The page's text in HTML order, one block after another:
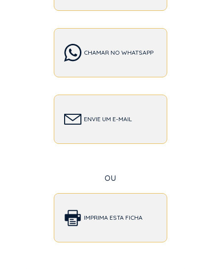
CHAMAR NO WHATSAPP
ENVIE UM E-MAIL
ou
IMPRIMA ESTA FICHA